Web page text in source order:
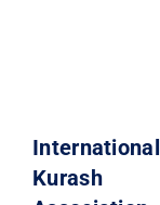
International
Kurash